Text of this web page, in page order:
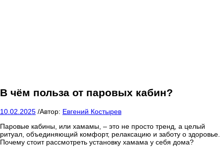
В чём польза от паровых кабин?
10.02.2025 /Автор: Евгений Костырев
Паровые кабины, или хамамы, – это не просто тренд, а целый
ритуал, объединяющий комфорт, релаксацию и заботу о здоровье.
Почему стоит рассмотреть установку хамама у себя дома?